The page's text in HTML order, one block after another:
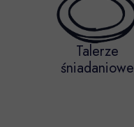
Talerze
śniadaniowe